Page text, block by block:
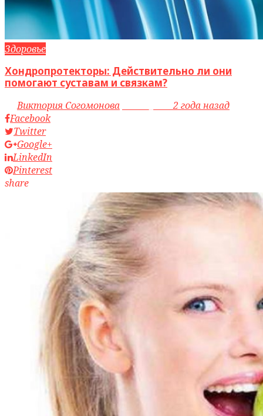
Здоровье
Хондропротекторы: Действительно ли они
помогают суставам и связкам?
byВиктория Согомонова access_time2 года назад
Facebook
Twitter
Google+
LinkedIn
Pinterest
share